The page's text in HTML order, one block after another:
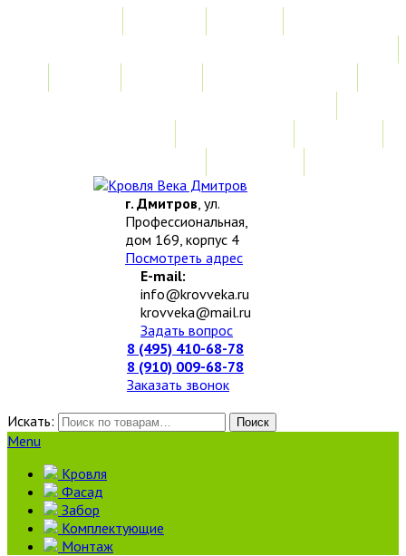
г. Дмитров, ул.
Профессиональная,
дом 169, корпус 4
Посмотреть адрес
E-mail:
info@krovveka.ru
krovveka@mail.ru
Задать вопрос
8 (495) 410-68-78
8 (910) 009-68-78
Заказать звонок
Искать:
Поиск
Menu
Кровля
Фасад
Забор
Комплектующие
Монтаж